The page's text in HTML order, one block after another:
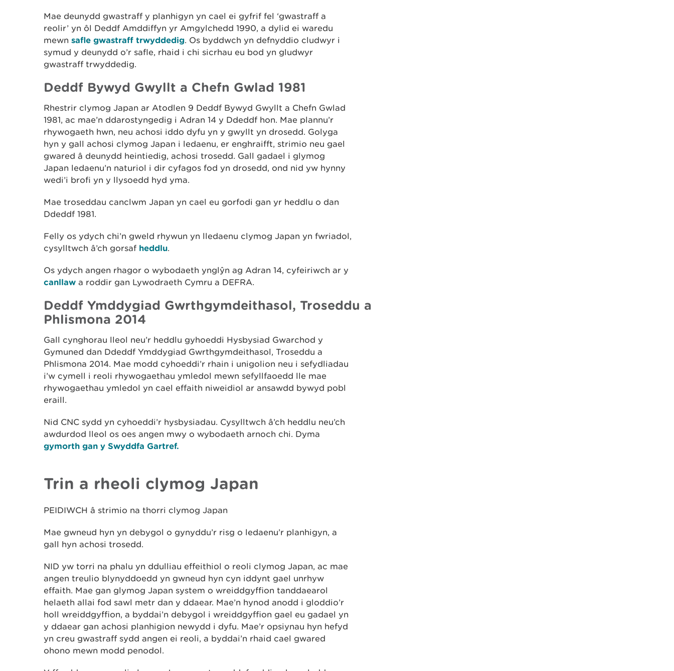
Mae deunydd gwastraff y planhigyn yn cael ei gyfrif fel ‘gwastraff a
reolir’ yn ôl Deddf Amddiffyn yr Amgylchedd 1990, a dylid ei waredu
mewn safle gwastraff trwyddedig. Os byddwch yn defnyddio cludwyr i
symud y deunydd o’r safle, rhaid i chi sicrhau eu bod yn gludwyr
gwastraff trwyddedig.
Deddf Bywyd Gwyllt a Chefn Gwlad 1981
Rhestrir clymog Japan ar Atodlen 9 Deddf Bywyd Gwyllt a Chefn Gwlad
1981, ac mae’n ddarostyngedig i Adran 14 y Ddeddf hon. Mae plannu’r
rhywogaeth hwn, neu achosi iddo dyfu yn y gwyllt yn drosedd. Golyga
hyn y gall achosi clymog Japan i ledaenu, er enghraifft, strimio neu gael
gwared â deunydd heintiedig, achosi trosedd. Gall gadael i glymog
Japan ledaenu’n naturiol i dir cyfagos fod yn drosedd, ond nid yw hynny
wedi’i brofi yn y llysoedd hyd yma.
Mae troseddau canclwm Japan yn cael eu gorfodi gan yr heddlu o dan
Ddeddf 1981.
Felly os ydych chi’n gweld rhywun yn lledaenu clymog Japan yn fwriadol,
cysylltwch â’ch gorsaf heddlu.
Os ydych angen rhagor o wybodaeth ynglŷn ag Adran 14, cyfeiriwch ar y
canllaw a roddir gan Lywodraeth Cymru a DEFRA.
Deddf Ymddygiad Gwrthgymdeithasol, Troseddu a
Phlismona 2014
Gall cynghorau lleol neu’r heddlu gyhoeddi Hysbysiad Gwarchod y
Gymuned dan Ddeddf Ymddygiad Gwrthgymdeithasol, Troseddu a
Phlismona 2014. Mae modd cyhoeddi’r rhain i unigolion neu i sefydliadau
i’w cymell i reoli rhywogaethau ymledol mewn sefyllfaoedd lle mae
rhywogaethau ymledol yn cael effaith niweidiol ar ansawdd bywyd pobl
eraill.
Nid CNC sydd yn cyhoeddi’r hysbysiadau. Cysylltwch â’ch heddlu neu’ch
awdurdod lleol os oes angen mwy o wybodaeth arnoch chi. Dyma
gymorth gan y Swyddfa Gartref.
Trin a rheoli clymog Japan
PEIDIWCH â strimio na thorri clymog Japan
Mae gwneud hyn yn debygol o gynyddu’r risg o ledaenu’r planhigyn, a
gall hyn achosi trosedd.
NID yw torri na phalu yn ddulliau effeithiol o reoli clymog Japan, ac mae
angen treulio blynyddoedd yn gwneud hyn cyn iddynt gael unrhyw
effaith. Mae gan glymog Japan system o wreiddgyffion tanddaearol
helaeth allai fod sawl metr dan y ddaear. Mae’n hynod anodd i gloddio’r
holl wreiddgyffion, a byddai’n debygol i wreiddgyffion gael eu gadael yn
y ddaear gan achosi planhigion newydd i dyfu. Mae’r opsiynau hyn hefyd
yn creu gwastraff sydd angen ei reoli, a byddai’n rhaid cael gwared
ohono mewn modd penodol.